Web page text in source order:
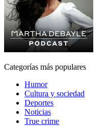
Categorías más populares
Humor
Cultura y sociedad
Deportes
Noticias
True crime